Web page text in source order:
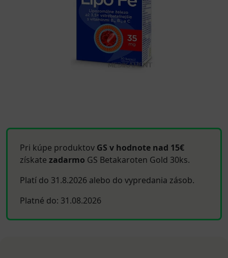
Pri kúpe produktov GS v hodnote nad 15€
získate zadarmo GS Betakaroten Gold 30ks.
Platí do 31.8.2026 alebo do vypredania zásob.
Platné do: 31.08.2026